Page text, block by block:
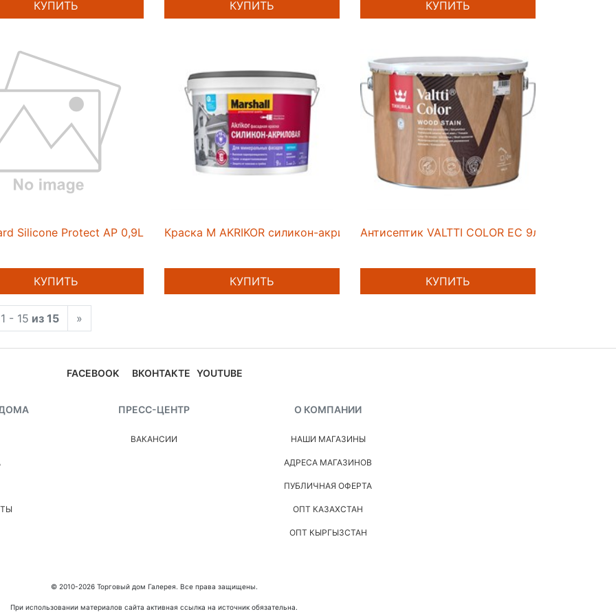
КУПИТЬ КУПИТЬ КУПИТЬ
Silicone Protect AP 0,9L
КУПИТЬ
Краска M AKRIKOR силикон-акриловая фасадная мат BC 9л
КУПИТЬ
Антисептик VALTTI COLOR EC 9л
КУПИТЬ
1 - 15 из 15 »
FACEBOOK ВКОНТАКТЕ YOUTUBE
ПРЕСС-ЦЕНТР
ВАКАНСИИ
О КОМПАНИИ
НАШИ МАГАЗИНЫ
АДРЕСА МАГАЗИНОВ
ПУБЛИЧНАЯ ОФЕРТА
ОПТ КАЗАХСТАН
ОПТ КЫРГЫЗСТАН
© 2010-2026 Торговый дом Галерея. Все права защищены.
При использовании материалов сайта активная ссылка на источник обязательна.